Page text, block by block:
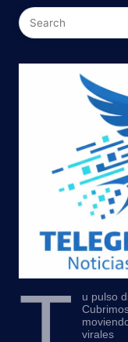
n
t
e
u pulso
virales